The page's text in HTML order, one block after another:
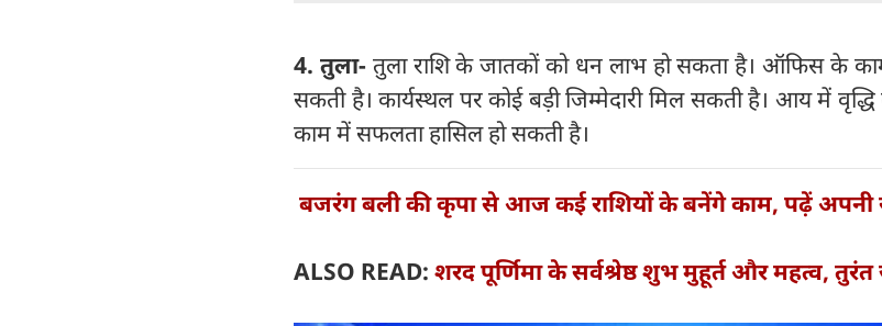
4. तुला- तुला राशि के जातकों को धन लाभ हो सकता है। ऑफिस के
सकती है। कार्यस्थल पर कोई बड़ी जिम्मेदारी मिल सकती है। आय में
काम में सफलता हासिल हो सकती है।
बजरंग बली की कृपा से आज कई राशियों के बनेंगे काम, पढ़ें अपनी
ALSO READ: शरद पूर्णिमा के सर्वश्रेष्ठ शुभ मुहूर्त और महत्व, तुरंत